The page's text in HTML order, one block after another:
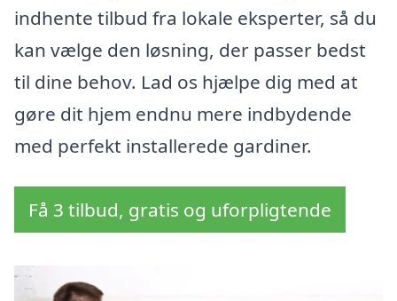
indhente tilbud fra lokale eksperter, så du
kan vælge den løsning, der passer bedst
til dine behov. Lad os hjælpe dig med at
gøre dit hjem endnu mere indbydende
med perfekt installerede gardiner.
Få 3 tilbud, gratis og uforpligtende